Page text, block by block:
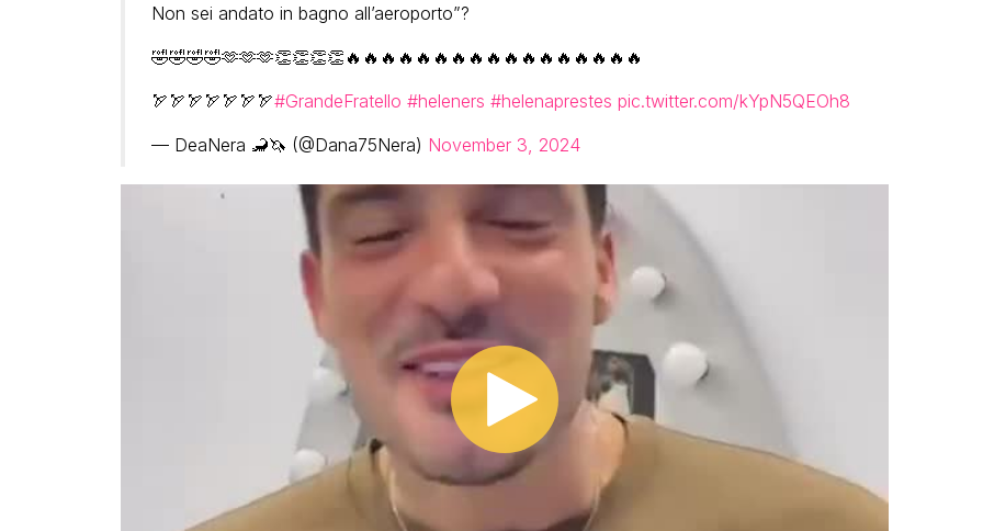
Non sei andato in bagno all’aeroporto”?
🤣🤣🤣🤣🫶🫶🫶👏👏👏👏🔥🔥🔥🔥🔥🔥🔥🔥🔥🔥🔥🔥🔥🔥🔥🔥🔥
🏹🏹🏹🏹🏹🏹🏹#GrandeFratello #heleners #helenaprestes pic.twitter.com/kYpN5QEOh8
— DeaNera 🦂🦄 (@Dana75Nera) November 3, 2024